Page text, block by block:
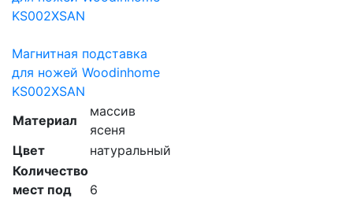
Магнитная подставка
для ножей Woodinhome
KS002XSAN
Материал
массив
ясеня
Цвет
натуральный
Количество
мест под
6